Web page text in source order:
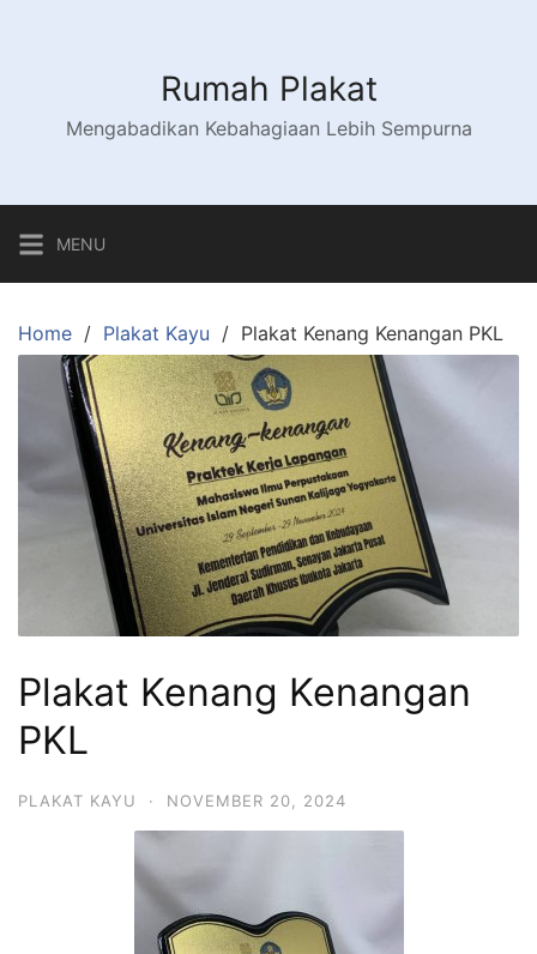
Rumah Plakat
Mengabadikan Kebahagiaan Lebih Sempurna
MENU
Home Plakat Kayu Plakat Kenang Kenangan PKL
Plakat Kenang Kenangan
PKL
PLAKAT KAYU · NOVEMBER 20, 2024